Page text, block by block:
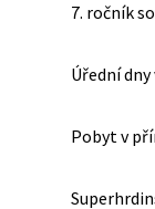
7. ročník
Úřední
Pobyt v